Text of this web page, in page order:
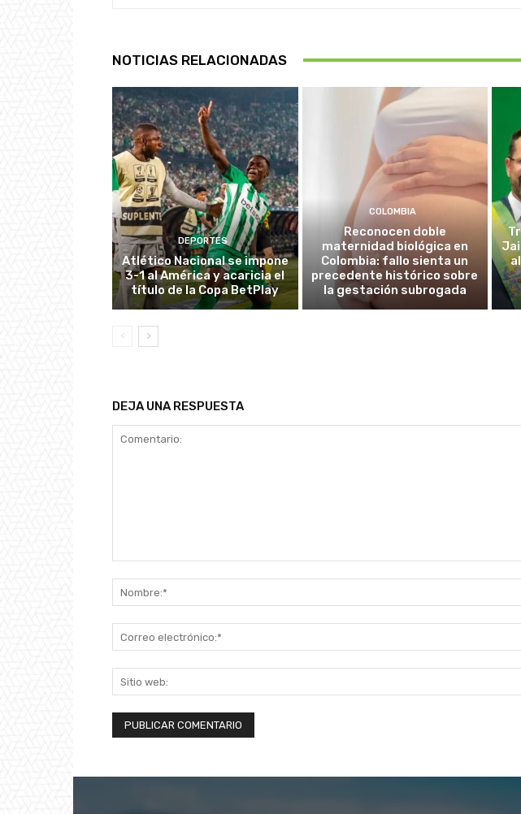
NOTICIAS RELACIONADAS
DEPORTES
Atlético Nacional se impone
3-1 al América y acaricia el
título de la Copa BetPlay
COLOMBIA
Reconocen doble
maternidad biológica en
Colombia: fallo sienta un
precedente histórico sobre
la gestación subrogada
DEJA UNA RESPUESTA